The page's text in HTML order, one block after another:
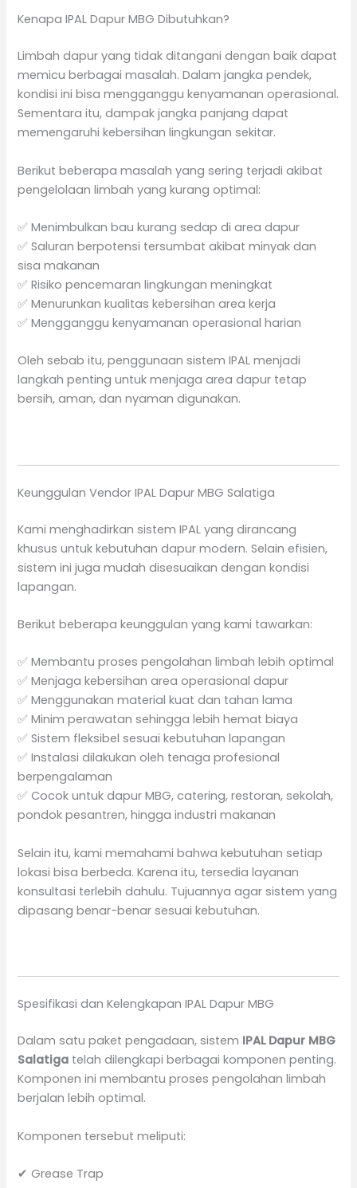
Kenapa IPAL Dapur MBG Dibutuhkan?
Limbah dapur yang tidak ditangani dengan baik dapat
memicu berbagai masalah. Dalam jangka pendek,
kondisi ini bisa mengganggu kenyamanan operasional.
Sementara itu, dampak jangka panjang dapat
memengaruhi kebersihan lingkungan sekitar.
Berikut beberapa masalah yang sering terjadi akibat
pengelolaan limbah yang kurang optimal:
✅ Menimbulkan bau kurang sedap di area dapur
✅ Saluran berpotensi tersumbat akibat minyak dan
sisa makanan
✅ Risiko pencemaran lingkungan meningkat
✅ Menurunkan kualitas kebersihan area kerja
✅ Mengganggu kenyamanan operasional harian
Oleh sebab itu, penggunaan sistem IPAL menjadi
langkah penting untuk menjaga area dapur tetap
bersih, aman, dan nyaman digunakan.
Keunggulan Vendor IPAL Dapur MBG Salatiga
Kami menghadirkan sistem IPAL yang dirancang
khusus untuk kebutuhan dapur modern. Selain efisien,
sistem ini juga mudah disesuaikan dengan kondisi
lapangan.
Berikut beberapa keunggulan yang kami tawarkan:
✅ Membantu proses pengolahan limbah lebih optimal
✅ Menjaga kebersihan area operasional dapur
✅ Menggunakan material kuat dan tahan lama
✅ Minim perawatan sehingga lebih hemat biaya
✅ Sistem fleksibel sesuai kebutuhan lapangan
✅ Instalasi dilakukan oleh tenaga profesional
berpengalaman
✅ Cocok untuk dapur MBG, catering, restoran, sekolah,
pondok pesantren, hingga industri makanan
Selain itu, kami memahami bahwa kebutuhan setiap
lokasi bisa berbeda. Karena itu, tersedia layanan
konsultasi terlebih dahulu. Tujuannya agar sistem yang
dipasang benar-benar sesuai kebutuhan.
Spesifikasi dan Kelengkapan IPAL Dapur MBG
Dalam satu paket pengadaan, sistem IPAL Dapur MBG
Salatiga telah dilengkapi berbagai komponen penting.
Komponen ini membantu proses pengolahan limbah
berjalan lebih optimal.
Komponen tersebut meliputi:
✔ Grease Trap